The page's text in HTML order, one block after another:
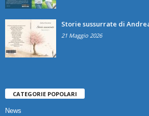
Storie sussurrate di
21 Maggio 2026
CATEGORIE POPOLARI
News